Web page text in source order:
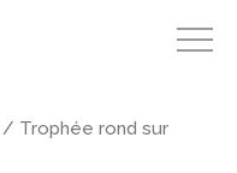
/ Trophée rond sur